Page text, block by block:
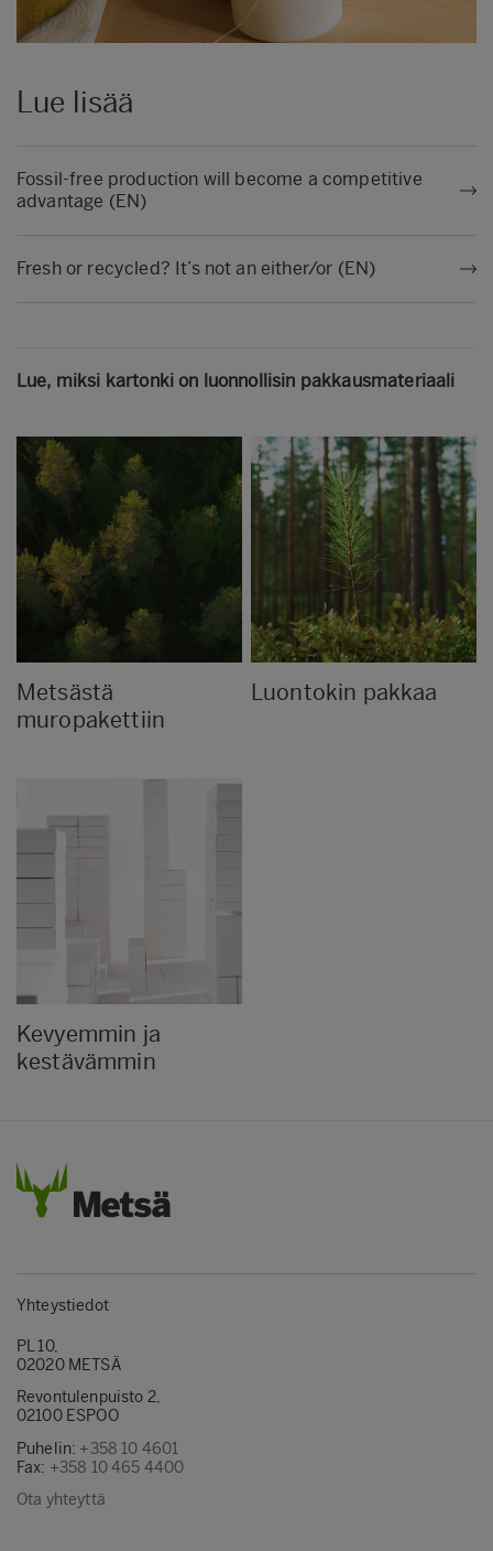
Lue lisää
Fossil-free production will become a competitive
advantage (EN)
Fresh or recycled? It’s not an either/or (EN)
Lue, miksi kartonki on luonnollisin pakkausmateriaali
Metsästä
muropakettiin
Luontokin pakkaa
Kevyemmin ja
kestävämmin
Yhteystiedot
PL 10,
02020 METSÄ
Revontulenpuisto 2,
02100 ESPOO
Puhelin: +358 10 4601
Fax: +358 10 465 4400
Ota yhteyttä